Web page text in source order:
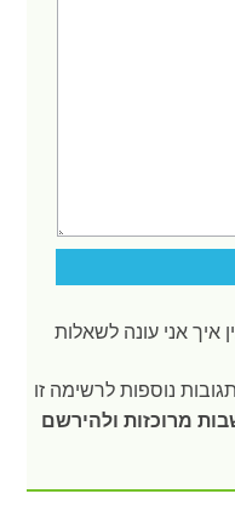
איך אני עונה לשאלות
נוספות לרשימה זו
מרוכזות ולהירשם